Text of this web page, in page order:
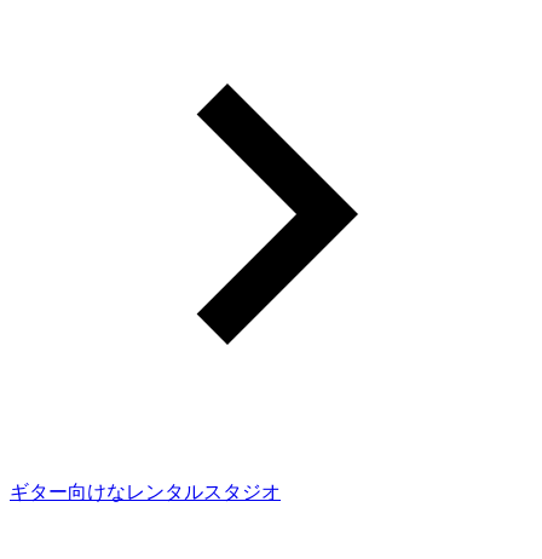
ギター向けなレンタルスタジオ